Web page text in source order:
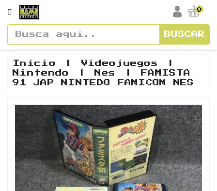
CATEGORÍA
Cajas
Y
Manuales
Consolas
Vídeos
Soundtracks
Figuras
0
BUSCAR
Inicio
Videojuegos
Nintendo
Nes
FAMISTA
91 JAP NINTEDO FAMICOM NES